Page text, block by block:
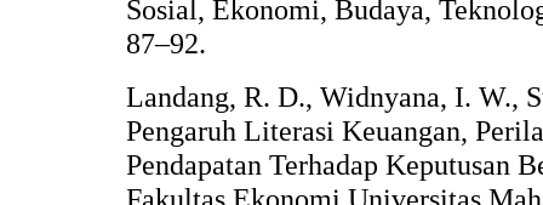
Sosial, Ekonomi, Budaya,
87–92.
Landang, R. D., Widnyana, I. W.,
Pengaruh Literasi Keuangan,
Pendapatan Terhadap Keputusan